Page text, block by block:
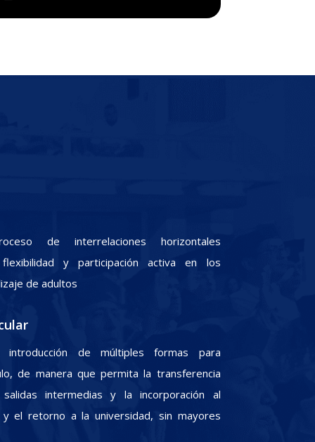
de interrelaciones horizontales
y participación activa en los
de adultos
introducción de múltiples formas para
de manera que permita la transferencia
intermedias y la incorporación al
el retorno a la universidad, sin mayores